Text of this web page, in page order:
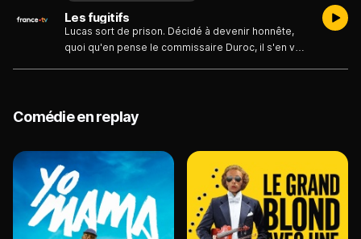
Les fugitifs
Lucas sort de prison. Décidé à devenir honnête,
quoi qu'en pense le commissaire Duroc, il s'en va
un braquage qui tourne mal. Pour réussir à s'enfuir,
Pignon prend un otage, Lucas...
Comédie en replay